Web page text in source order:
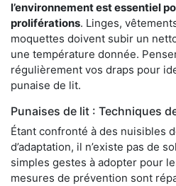
l’environnement est essentiel
proliférations. Linges,
moquettes doivent subir un
une température donnée.
régulièrement vos draps pour
punaise de lit.
Punaises de lit : Techniques
Étant confronté à des nuisibles
d’adaptation, il n’existe pas de
simples gestes à adopter pour
mesures de prévention sont